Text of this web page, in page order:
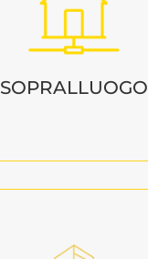
SOPRALLUOGO